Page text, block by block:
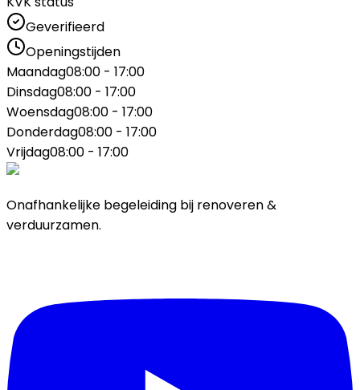
Geverifieerd
Openingstijden
Maandag08:00 - 17:00
Dinsdag08:00 - 17:00
Woensdag08:00 - 17:00
Donderdag08:00 - 17:00
Vrijdag08:00 - 17:00
Onafhankelijke begeleiding bij renoveren &
verduurzamen.